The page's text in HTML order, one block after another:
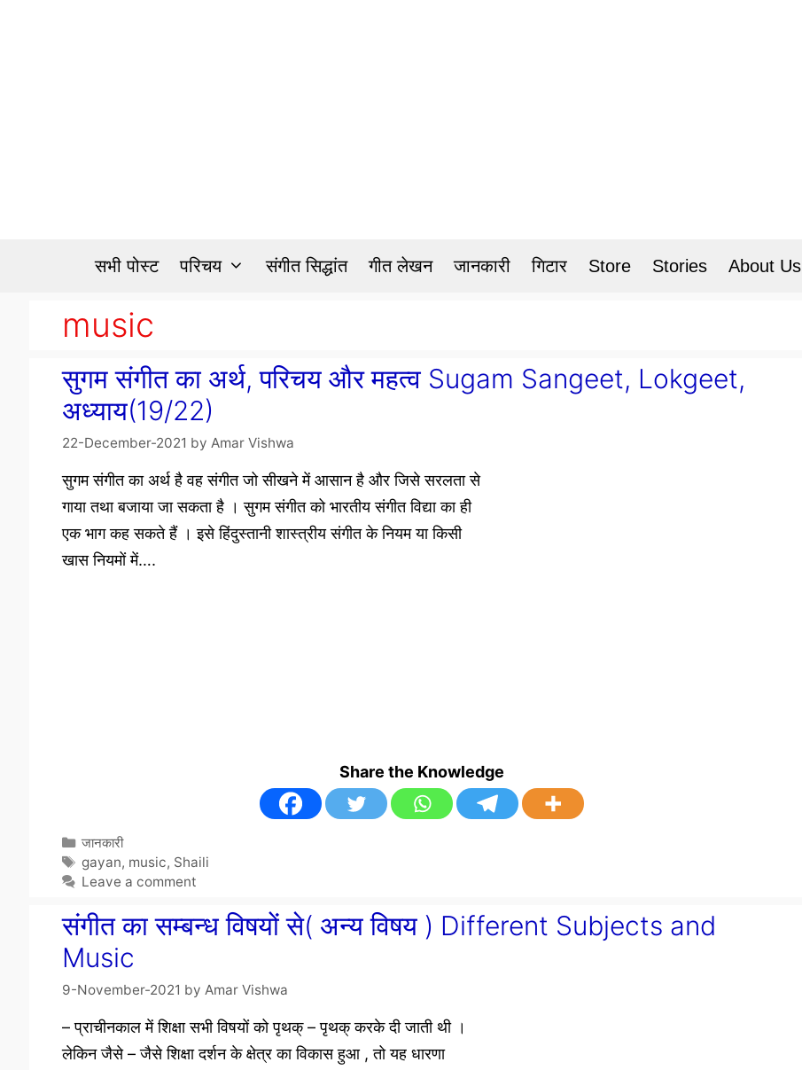
सभी पोस्ट परिचय संगीत सिद्धांत गीत लेखन जानकारी गिटार Store Stories About Us
music
सुगम संगीत का अर्थ, परिचय और महत्व Sugam Sangeet, Lokgeet,
अध्याय(19/22)
22-December-2021 by Amar Vishwa
सुगम संगीत का अर्थ है वह संगीत जो सीखने में आसान है और जिसे सरलता से
गाया तथा बजाया जा सकता है । सुगम संगीत को भारतीय संगीत विद्या का ही
एक भाग कह सकते हैं । इसे हिंदुस्तानी शास्त्रीय संगीत के नियम या किसी
खास नियमों में….
Share the Knowledge
Categories
जानकारी
Tags
gayan, music, Shaili
Leave a comment
संगीत का सम्बन्ध विषयों से( अन्य विषय ) Different Subjects and
Music
9-November-2021 by Amar Vishwa
– प्राचीनकाल में शिक्षा सभी विषयों को पृथक् – पृथक् करके दी जाती थी ।
लेकिन जैसे – जैसे शिक्षा दर्शन के क्षेत्र का विकास हुआ , तो यह धारणा